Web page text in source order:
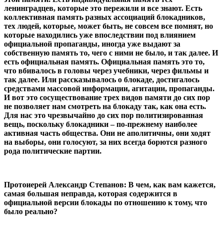
ленинградцев, которые это пережили и все знают. Есть
коллективная память разных ассоциаций блокадников,
тех людей, которые, может быть, не совсем все помнят, но
которые находились уже впоследствии под влиянием
официальной пропаганды, иногда уже выдают за
собственную память то, чего с ними не было, и так далее. И
есть официальная память. Официальная память это то,
что вбивалось в головы через учебники, через фильмы и
так далее. Или рассказывалось о блокаде, достигалось
средствами массовой информации, агитации, пропаганды.
И вот это сосуществование трех видов памяти до сих пор
не позволяет нам смотреть на блокаду так, как она есть.
Для нас это чрезвычайно до сих пор политизированная
вещь, поскольку блокадники – по-прежнему наиболее
активная часть общества. Они не аполитичны, они ходят
на выборы, они голосуют, за них всегда борются разного
рода политические партии.
Протоиерей Александр Степанов: В чем, как вам кажется,
самая большая неправда, которая содержится в
официальной версии блокады по отношению к тому, что
было реально?